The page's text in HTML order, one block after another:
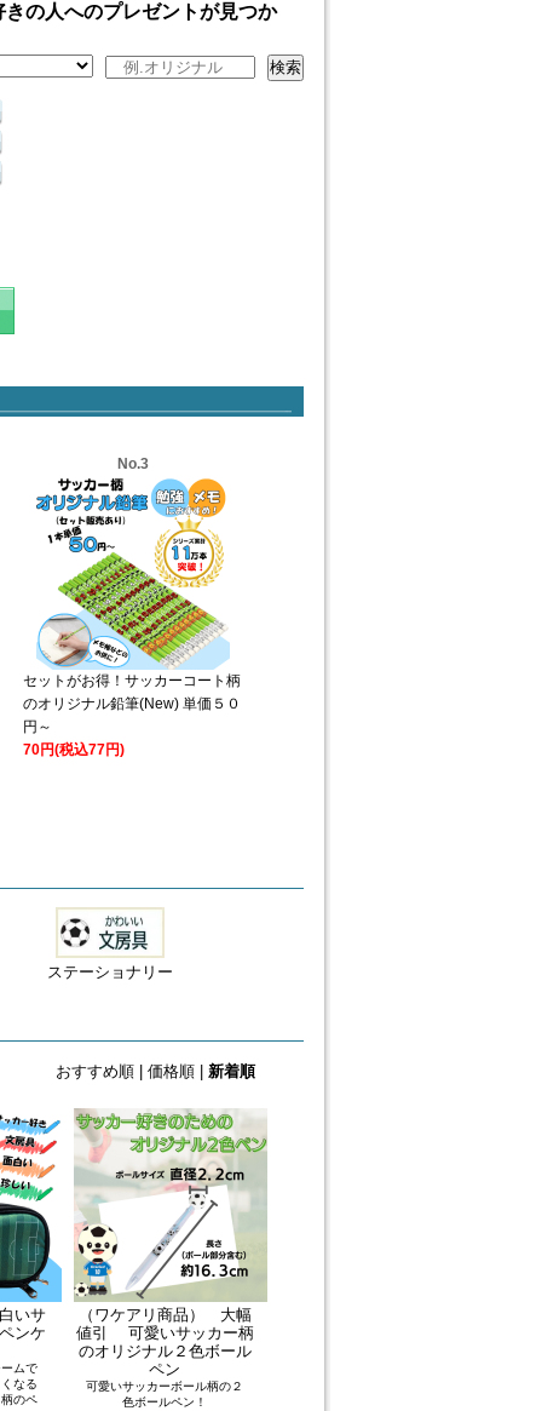
の人へのプレゼントが見つか
検索
No.3
セットがお得！サッカーコート柄
のオリジナル鉛筆(New) 単価５０
円～
70円(税込77円)
ステーショナリー
おすすめ順 価格順 新着順
いサ
ンケ
ムで
なる
のペ
（ワケアリ商品） 大幅
値引 可愛いサッカー柄
のオリジナル２色ボール
ペン
可愛いサッカーボール柄の２
色ボールペン！